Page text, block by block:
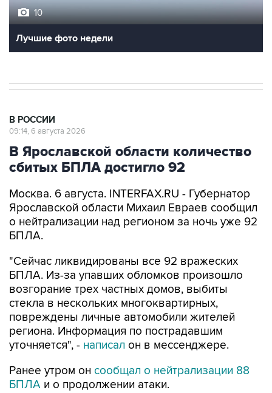
10
Лучшие фото недели
В РОССИИ
09:14, 6 августа 2026
В Ярославской области количество
сбитых БПЛА достигло 92
Москва. 6 августа. INTERFAX.RU - Губернатор
Ярославской области Михаил Евраев сообщил
о нейтрализации над регионом за ночь уже 92
БПЛА.
"Сейчас ликвидированы все 92 вражеских
БПЛА. Из-за упавших обломков произошло
возгорание трех частных домов, выбиты
стекла в нескольких многоквартирных,
повреждены личные автомобили жителей
региона. Информация по пострадавшим
уточняется", - написал он в мессенджере.
Ранее утром он сообщал о нейтрализации 88
БПЛА и о продолжении атаки.